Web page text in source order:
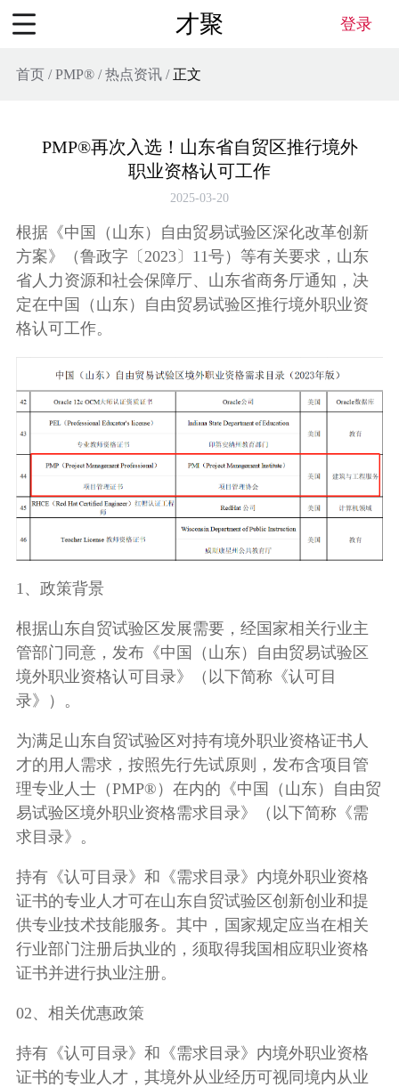
才聚 登录
首页 /PMP® /热点资讯 / 正文
PMP®再次入选！山东省自贸区推行境外
职业资格认可工作
2025-03-20
根据《中国（山东）自由贸易试验区深化改革创新
方案》（鲁政字〔2023〕11号）等有关要求，山东
省人力资源和社会保障厅、山东省商务厅通知，决
定在中国（山东）自由贸易试验区推行境外职业资
格认可工作。
1、政策背景
根据山东自贸试验区发展需要，经国家相关行业主
管部门同意，发布《中国（山东）自由贸易试验区
境外职业资格认可目录》（以下简称《认可目
录》）。
为满足山东自贸试验区对持有境外职业资格证书人
才的用人需求，按照先行先试原则，发布含项目管
理专业人士（PMP®）在内的《中国（山东）自由贸
易试验区境外职业资格需求目录》（以下简称《需
求目录》。
持有《认可目录》和《需求目录》内境外职业资格
证书的专业人才可在山东自贸试验区创新创业和提
供专业技术技能服务。其中，国家规定应当在相关
行业部门注册后执业的，须取得我国相应职业资格
证书并进行执业注册。
02、相关优惠政策
持有《认可目录》和《需求目录》内境外职业资格
证书的专业人才，其境外从业经历可视同境内从业